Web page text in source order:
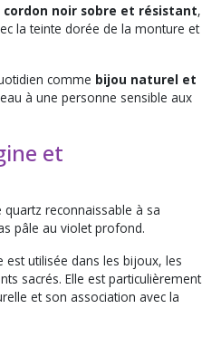
cordon noir sobre et résistant,
la teinte dorée de la monture et
comme bijou naturel et
à une personne sensible aux
et
quartz reconnaissable à sa
pâle au violet profond.
est utilisée dans les bijoux, les
sacrés. Elle est particulièrement
et son association avec la